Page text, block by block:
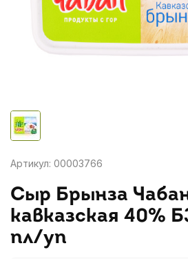
Артикул: 00003766
Сыр Брынза
кавказская 40%
пл/уп